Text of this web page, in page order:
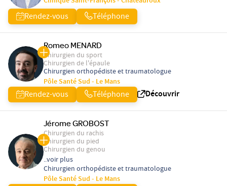
Rendez-vous Téléphone
Romeo MENARD
Chirurgien du sport
Chirurgien de l'épaule
Chirurgien orthopédiste et traumatologue
Pôle Santé Sud - Le Mans
Rendez-vous Téléphone Découvrir
Jérome GROBOST
Chirurgien du rachis
Chirurgien du pied
Chirurgien du genou
..voir plus
Chirurgien orthopédiste et traumatologue
Pôle Santé Sud - Le Mans